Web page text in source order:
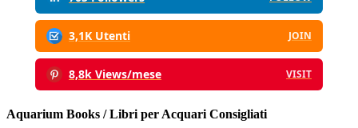
3,1K Utenti JOIN
8,8k Views/mese VISIT
Aquarium Books / Libri per Acquari Consigliati